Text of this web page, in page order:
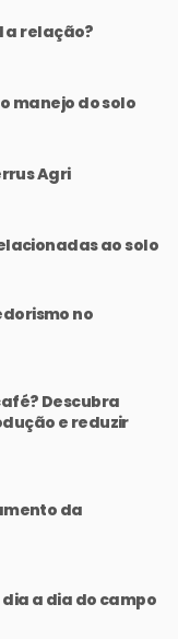
a relação?
manejo do solo
Agri
ao solo
no
Descubra
e reduzir
da
a dia do campo